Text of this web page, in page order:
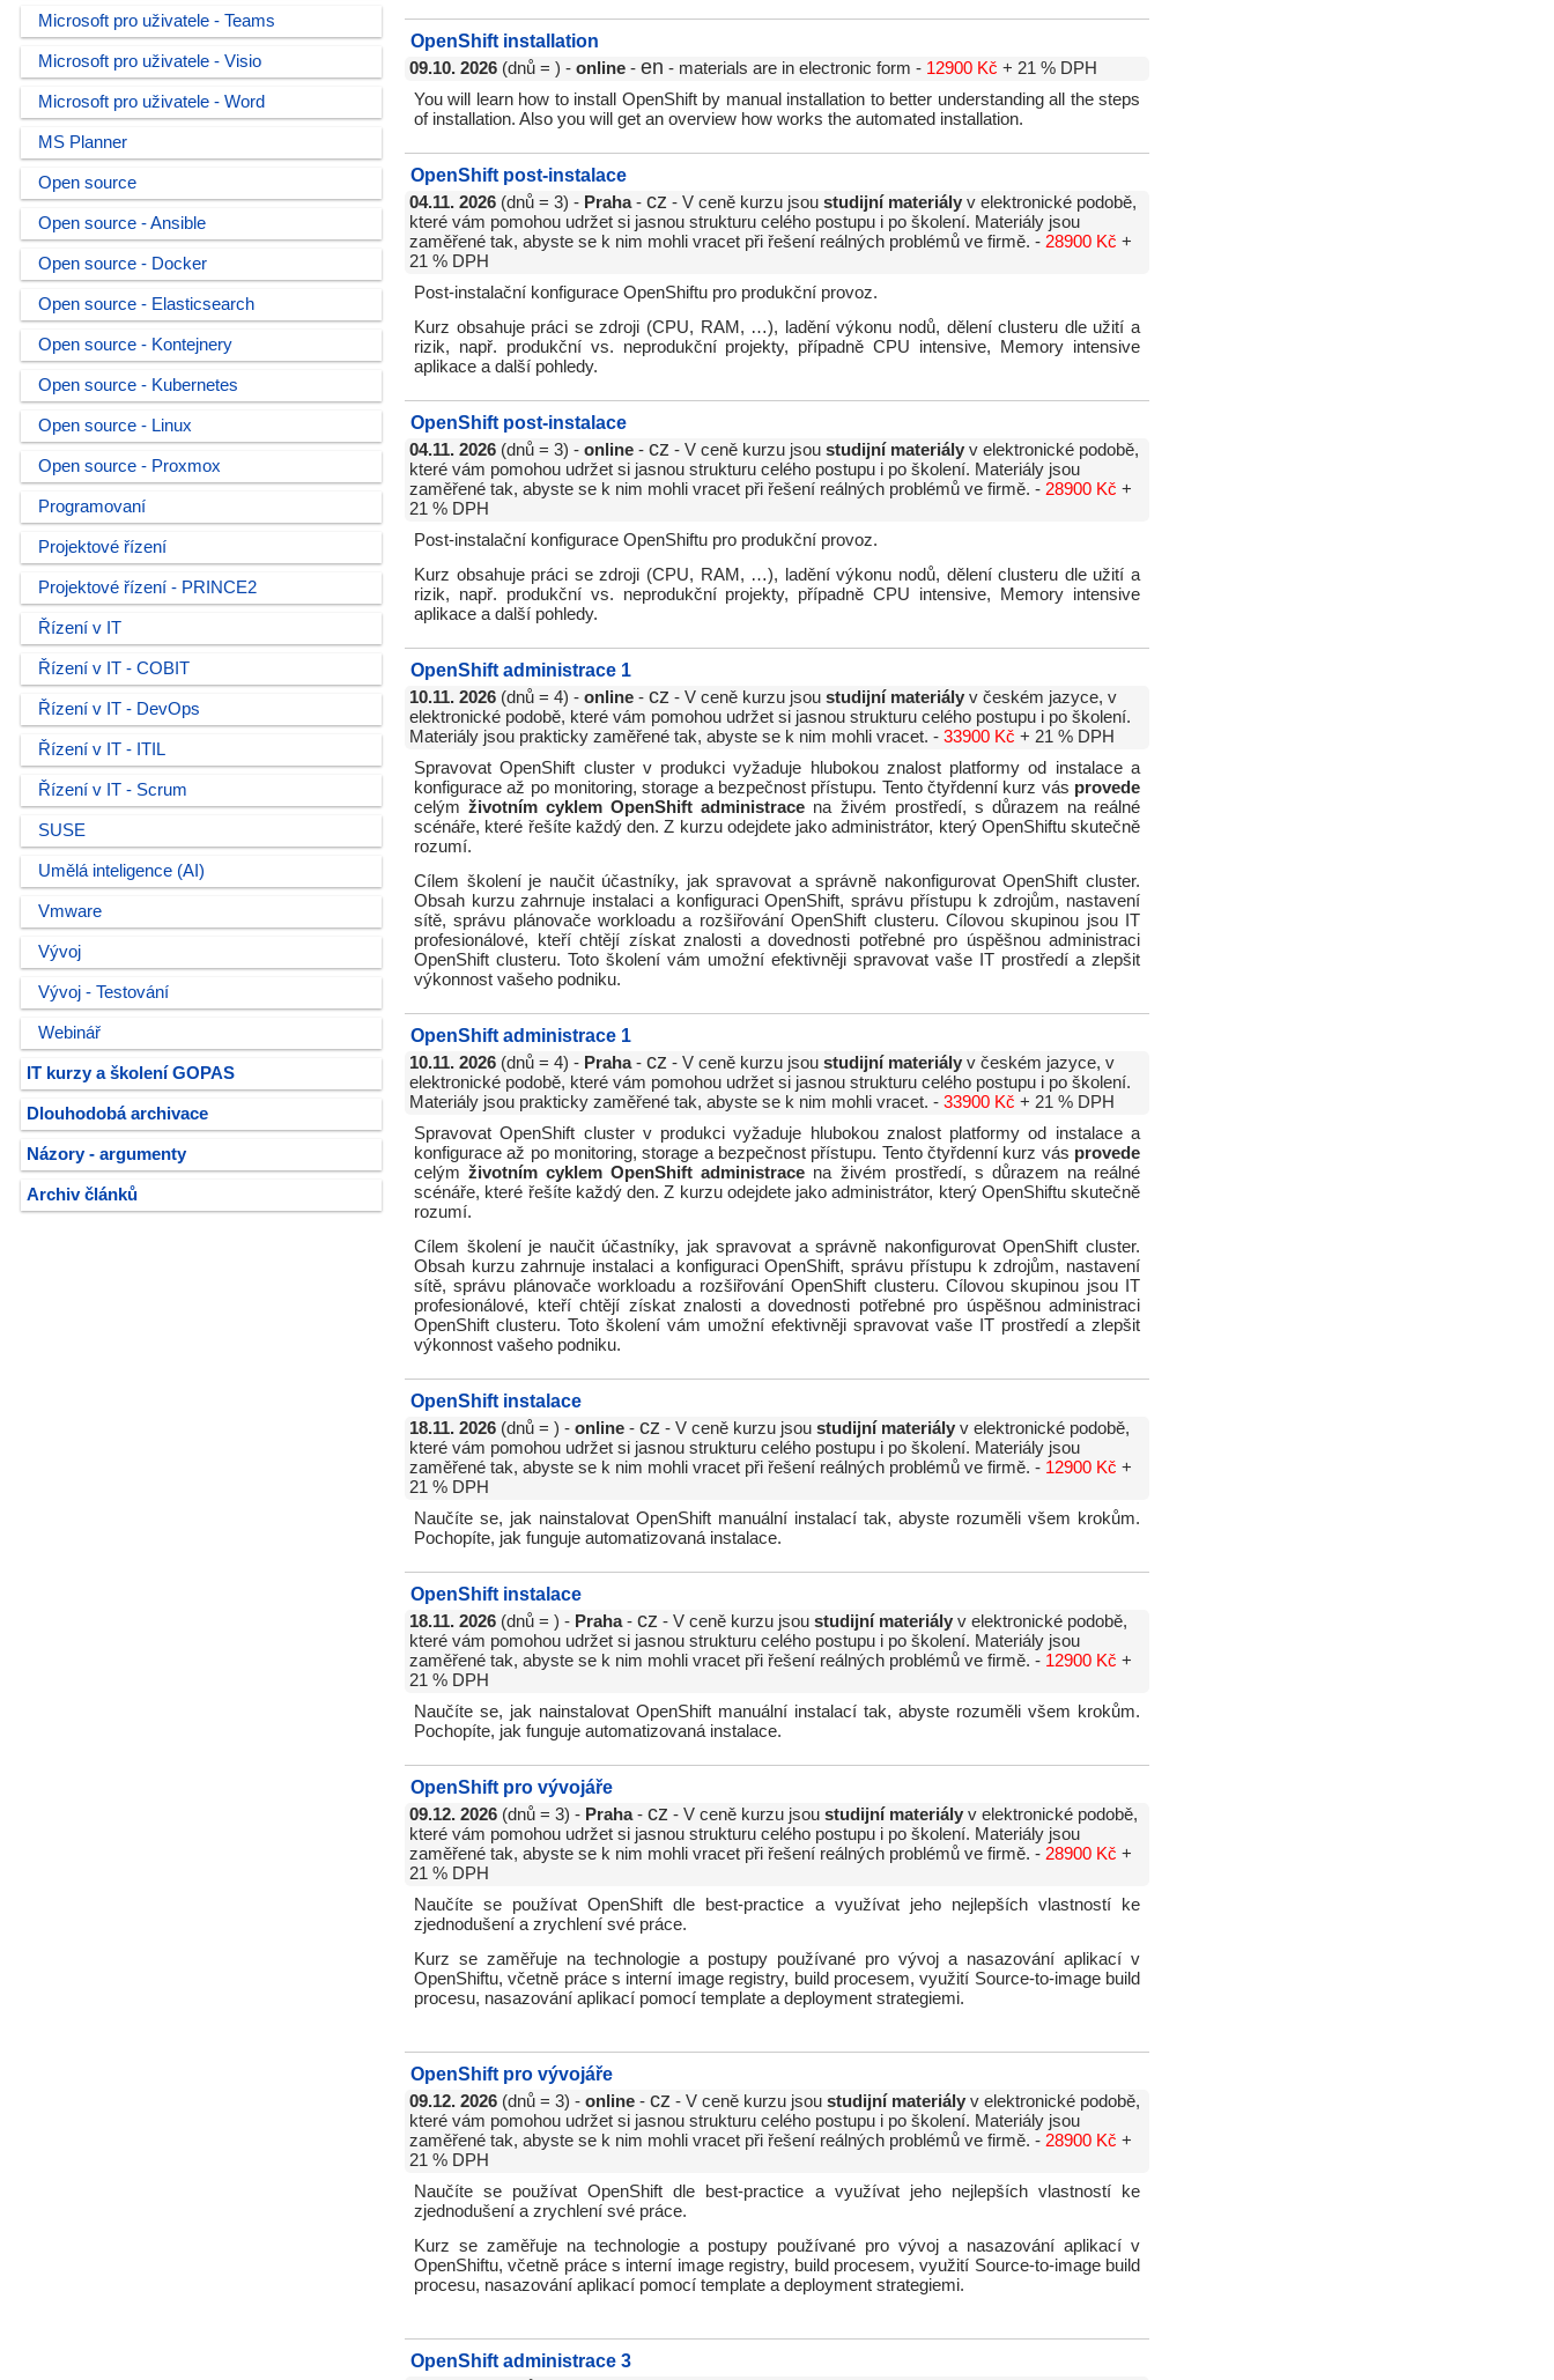
Microsoft pro uživatele - Teams
Microsoft pro uživatele - Visio
Microsoft pro uživatele - Word
MS Planner
Open source
Open source - Ansible
Open source - Docker
Open source - Elasticsearch
Open source - Kontejnery
Open source - Kubernetes
Open source - Linux
Open source - Proxmox
Programovaní
Projektové řízení
Projektové řízení - PRINCE2
Řízení v IT
Řízení v IT - COBIT
Řízení v IT - DevOps
Řízení v IT - ITIL
Řízení v IT - Scrum
SUSE
Umělá inteligence (AI)
Vmware
Vývoj
Vývoj - Testování
Webinář
IT kurzy a školení GOPAS
Dlouhodobá archivace
Názory - argumenty
Archiv článků
OpenShift installation
09.10. 2026 (dnů = ) - online - en - materials are in electronic form - 12900 Kč + 21 % DPH
You will learn how to install OpenShift by manual installation to better understanding all the steps
of installation. Also you will get an overview how works the automated installation.
OpenShift post-instalace
04.11. 2026 (dnů = 3) - Praha- cz - V ceně kurzu jsou studijní materiály v elektronické podobě,
které vám pomohou udržet si jasnou strukturu celého postupu i po školení. Materiály jsou
zaměřené tak, abyste se k nim mohli vracet při řešení reálných problémů ve firmě. - 28900 Kč +
21 % DPH
Post-instalační konfigurace OpenShiftu pro produkční provoz.
Kurz obsahuje práci se zdroji (CPU, RAM, …), ladění výkonu nodů, dělení clusteru dle užití a
rizik, např. produkční vs. neprodukční projekty, případně CPU intensive, Memory intensive
aplikace a další pohledy.
OpenShift post-instalace
04.11. 2026 (dnů = 3) - online - cz - V ceně kurzu jsou studijní materiály v elektronické podobě,
které vám pomohou udržet si jasnou strukturu celého postupu i po školení. Materiály jsou
zaměřené tak, abyste se k nim mohli vracet při řešení reálných problémů ve firmě. - 28900 Kč +
21 % DPH
Post-instalační konfigurace OpenShiftu pro produkční provoz.
Kurz obsahuje práci se zdroji (CPU, RAM, …), ladění výkonu nodů, dělení clusteru dle užití a
rizik, např. produkční vs. neprodukční projekty, případně CPU intensive, Memory intensive
aplikace a další pohledy.
OpenShift administrace 1
10.11. 2026 (dnů = 4) - online - cz - V ceně kurzu jsou studijní materiály v českém jazyce, v
elektronické podobě, které vám pomohou udržet si jasnou strukturu celého postupu i po školení.
Materiály jsou prakticky zaměřené tak, abyste se k nim mohli vracet. - 33900 Kč + 21 % DPH
Spravovat OpenShift cluster v produkci vyžaduje hlubokou znalost platformy od instalace a
konfigurace až po monitoring, storage a bezpečnost přístupu. Tento čtyřdenní kurz vás provede
celýmživotním cyklem OpenShift administrace na živém prostředí, s důrazem na reálné
scénáře, které řešíte každý den. Z kurzu odejdete jako administrátor, který OpenShiftu skutečně
rozumí.
Cílem školení je naučit účastníky, jak spravovat a správně nakonfigurovat OpenShift cluster.
Obsah kurzu zahrnuje instalaci a konfiguraci OpenShift, správu přístupu k zdrojům, nastavení
sítě, správu plánovače workloadu a rozšiřování OpenShift clusteru. Cílovou skupinou jsou IT
profesionálové, kteří chtějí získat znalosti a dovednosti potřebné pro úspěšnou administraci
OpenShift clusteru. Toto školení vám umožní efektivněji spravovat vaše IT prostředí a zlepšit
výkonnost vašeho podniku.
OpenShift administrace 1
10.11. 2026 (dnů = 4) - Praha- cz - V ceně kurzu jsou studijní materiály v českém jazyce, v
elektronické podobě, které vám pomohou udržet si jasnou strukturu celého postupu i po školení.
Materiály jsou prakticky zaměřené tak, abyste se k nim mohli vracet. - 33900 Kč + 21 % DPH
Spravovat OpenShift cluster v produkci vyžaduje hlubokou znalost platformy od instalace a
konfigurace až po monitoring, storage a bezpečnost přístupu. Tento čtyřdenní kurz vás provede
celýmživotním cyklem OpenShift administrace na živém prostředí, s důrazem na reálné
scénáře, které řešíte každý den. Z kurzu odejdete jako administrátor, který OpenShiftu skutečně
rozumí.
Cílem školení je naučit účastníky, jak spravovat a správně nakonfigurovat OpenShift cluster.
Obsah kurzu zahrnuje instalaci a konfiguraci OpenShift, správu přístupu k zdrojům, nastavení
sítě, správu plánovače workloadu a rozšiřování OpenShift clusteru. Cílovou skupinou jsou IT
profesionálové, kteří chtějí získat znalosti a dovednosti potřebné pro úspěšnou administraci
OpenShift clusteru. Toto školení vám umožní efektivněji spravovat vaše IT prostředí a zlepšit
výkonnost vašeho podniku.
OpenShift instalace
18.11. 2026 (dnů = ) - online - cz - V ceně kurzu jsou studijní materiály v elektronické podobě,
které vám pomohou udržet si jasnou strukturu celého postupu i po školení. Materiály jsou
zaměřené tak, abyste se k nim mohli vracet při řešení reálných problémů ve firmě. - 12900 Kč +
21 % DPH
Naučíte se, jak nainstalovat OpenShift manuální instalací tak, abyste rozuměli všem krokům.
Pochopíte, jak funguje automatizovaná instalace.
OpenShift instalace
18.11. 2026 (dnů = ) - Praha- cz - V ceně kurzu jsou studijní materiály v elektronické podobě,
které vám pomohou udržet si jasnou strukturu celého postupu i po školení. Materiály jsou
zaměřené tak, abyste se k nim mohli vracet při řešení reálných problémů ve firmě. - 12900 Kč +
21 % DPH
Naučíte se, jak nainstalovat OpenShift manuální instalací tak, abyste rozuměli všem krokům.
Pochopíte, jak funguje automatizovaná instalace.
OpenShift pro vývojáře
09.12. 2026 (dnů = 3) - Praha- cz - V ceně kurzu jsou studijní materiály v elektronické podobě,
které vám pomohou udržet si jasnou strukturu celého postupu i po školení. Materiály jsou
zaměřené tak, abyste se k nim mohli vracet při řešení reálných problémů ve firmě. - 28900 Kč +
21 % DPH
Naučíte se používat OpenShift dle best-practice a využívat jeho nejlepších vlastností ke
zjednodušení a zrychlení své práce.
Kurz se zaměřuje na technologie a postupy používané pro vývoj a nasazování aplikací v
OpenShiftu, včetně práce s interní image registry, build procesem, využití Source-to-image build
procesu, nasazování aplikací pomocí template a deployment strategiemi.
OpenShift pro vývojáře
09.12. 2026 (dnů = 3) - online - cz - V ceně kurzu jsou studijní materiály v elektronické podobě,
které vám pomohou udržet si jasnou strukturu celého postupu i po školení. Materiály jsou
zaměřené tak, abyste se k nim mohli vracet při řešení reálných problémů ve firmě. - 28900 Kč +
21 % DPH
Naučíte se používat OpenShift dle best-practice a využívat jeho nejlepších vlastností ke
zjednodušení a zrychlení své práce.
Kurz se zaměřuje na technologie a postupy používané pro vývoj a nasazování aplikací v
OpenShiftu, včetně práce s interní image registry, build procesem, využití Source-to-image build
procesu, nasazování aplikací pomocí template a deployment strategiemi.
OpenShift administrace 3